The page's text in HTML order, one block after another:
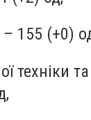
– 155 (+0)
техніки